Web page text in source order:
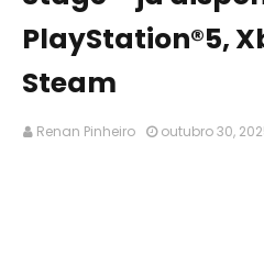
PlayStation®5,
Steam
Renan Pinheiro outubro 30,